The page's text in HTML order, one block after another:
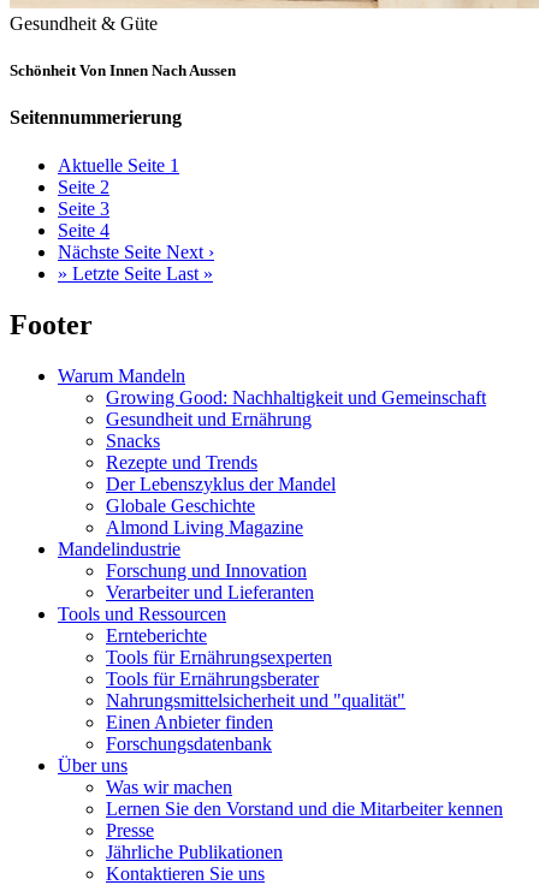
Gesundheit & Güte
Schönheit Von Innen Nach Aussen
Seitennummerierung
Aktuelle Seite 1
Seite 2
Seite 3
Seite 4
Nächste Seite Next ›
» Letzte Seite Last »
Footer
Warum Mandeln
Growing Good: Nachhaltigkeit und Gemeinschaft
Gesundheit und Ernährung
Snacks
Rezepte und Trends
Der Lebenszyklus der Mandel
Globale Geschichte
Almond Living Magazine
Mandelindustrie
Forschung und Innovation
Verarbeiter und Lieferanten
Tools und Ressourcen
Ernteberichte
Tools für Ernährungsexperten
Tools für Ernährungsberater
Nahrungsmittelsicherheit und "qualität"
Einen Anbieter finden
Forschungsdatenbank
Über uns
Was wir machen
Lernen Sie den Vorstand und die Mitarbeiter kennen
Presse
Jährliche Publikationen
Kontaktieren Sie uns